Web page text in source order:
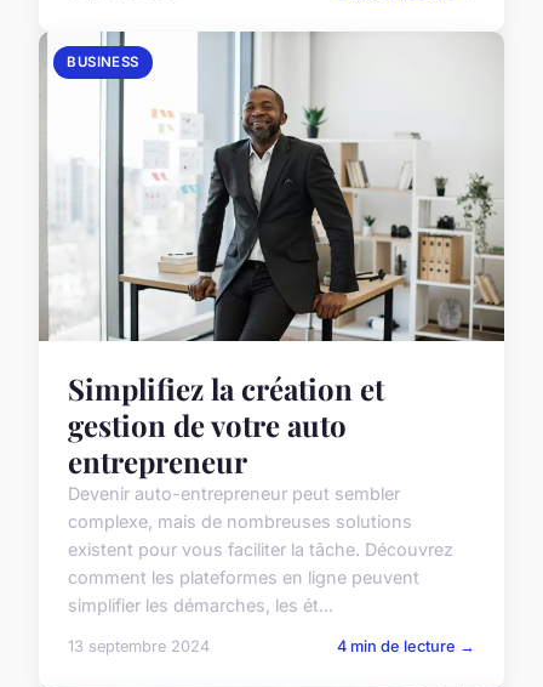
BUSINESS
Simplifiez la création et
gestion de votre auto
entrepreneur
Devenir auto-entrepreneur peut sembler
complexe, mais de nombreuses solutions
existent pour vous faciliter la tâche. Découvrez
comment les plateformes en ligne peuvent
simplifier les démarches, les ét...
13 septembre 2024 4 min de lecture →